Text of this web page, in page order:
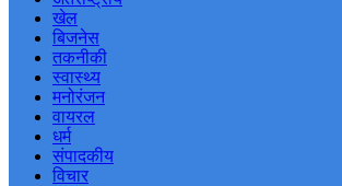
खेल
बिजनेस
तकनीकी
स्वास्थ्य
मनोरंजन
वायरल
धर्म
संपादकीय
विचार